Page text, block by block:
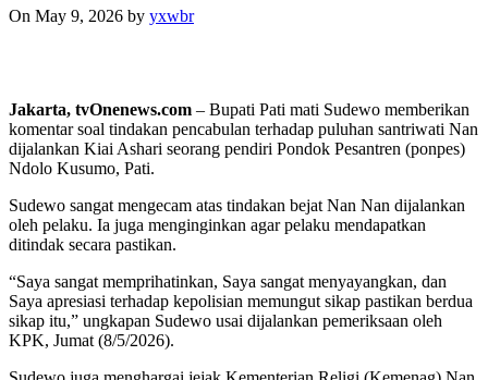
On May 9, 2026 by yxwbr
Jakarta, tvOnenews.com – Bupati Pati mati Sudewo memberikan
komentar soal tindakan pencabulan terhadap puluhan santriwati Nan
dijalankan Kiai Ashari seorang pendiri Pondok Pesantren (ponpes)
Ndolo Kusumo, Pati.
Sudewo sangat mengecam atas tindakan bejat Nan Nan dijalankan
oleh pelaku. Ia juga menginginkan agar pelaku mendapatkan
ditindak secara pastikan.
“Saya sangat memprihatinkan, Saya sangat menyayangkan, dan
Saya apresiasi terhadap kepolisian memungut sikap pastikan berdua
sikap itu,” ungkapan Sudewo usai dijalankan pemeriksaan oleh
KPK, Jumat (8/5/2026).